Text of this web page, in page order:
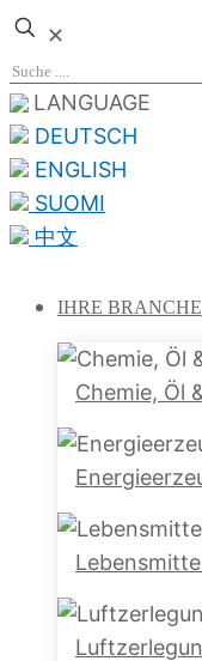
✕
LANGUAGE
DEUTSCH
ENGLISH
SUOMI
中文
IHRE BRANCHE
Chemie, Öl